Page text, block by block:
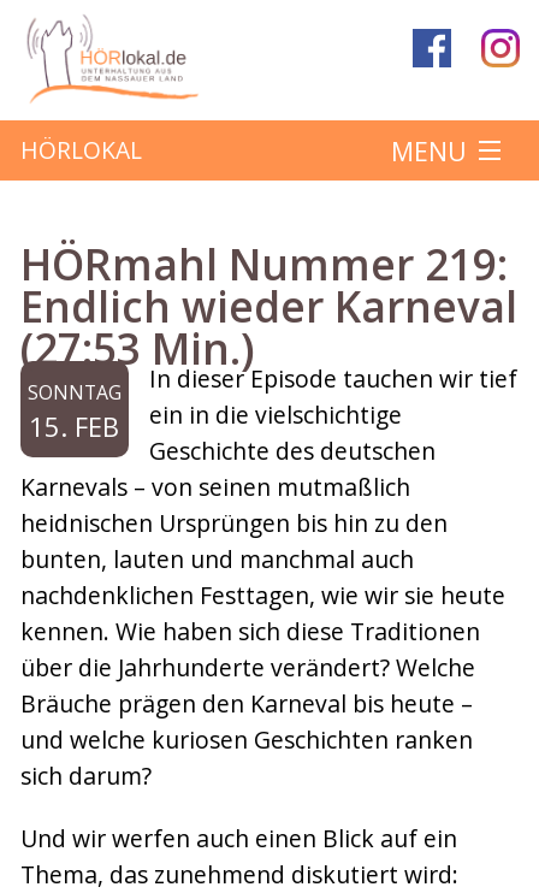
HÖRLOKAL MENU
Hörbeiträge
Über das Projekt
Mitmachen
Kontakt
HÖRmahl Nummer 219:
Endlich wieder Karneval
(27:53 Min.)
SONNTAG
15. FEB
In dieser Episode tauchen wir tief
ein in die vielschichtige
Geschichte des deutschen
Karnevals – von seinen mutmaßlich
heidnischen Ursprüngen bis hin zu den
bunten, lauten und manchmal auch
nachdenklichen Festtagen, wie wir sie heute
kennen. Wie haben sich diese Traditionen
über die Jahrhunderte verändert? Welche
Bräuche prägen den Karneval bis heute –
und welche kuriosen Geschichten ranken
sich darum?
Und wir werfen auch einen Blick auf ein
Thema, das zunehmend diskutiert wird: